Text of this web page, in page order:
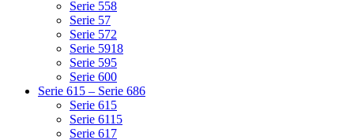
Serie 558
Serie 57
Serie 572
Serie 5918
Serie 595
Serie 600
Serie 615 – Serie 686
Serie 615
Serie 6115
Serie 617